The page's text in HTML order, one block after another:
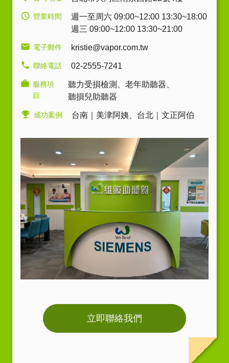
營業時間
週一至周六 09:00~12:00 13:30~18:00
週三 09:00~12:00 13:30~21:00
電子郵件 kristie@vapor.com.tw
聯絡電話 02-2555-7241
服務項
目
聽力受損檢測 老年助聽器
聽損兒助聽器
成功案例 台南｜美津阿姨 台北｜文正阿伯
立即聯絡我們